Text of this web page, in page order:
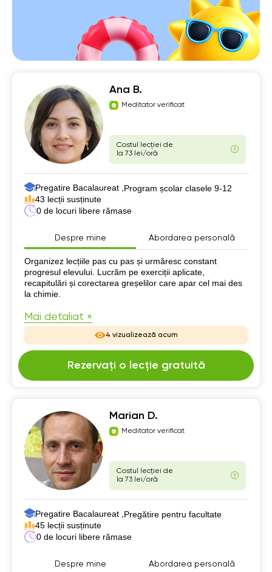
Ana B.
Meditator verificat
Costul lecției de
la 73 lei/oră
Pregatire Bacalaureat , Program școlar clasele 9-12
43 lecții susținute
0 de locuri libere rămase
Despre mine Abordarea personală
Despre mine
Organizez lecțiile pas cu pas și urmăresc constant
progresul elevului. Lucrăm pe exerciții aplicate,
recapitulări și corectarea greșelilor care apar cel mai des
la chimie.
Mai detaliat »
4 vizualizează acum
Rezervați o lecție gratuită
Marian D.
Meditator verificat
Costul lecției de
la 73 lei/oră
Pregatire Bacalaureat , Pregătire pentru facultate
45 lecții susținute
0 de locuri libere rămase
Despre mine Abordarea personală